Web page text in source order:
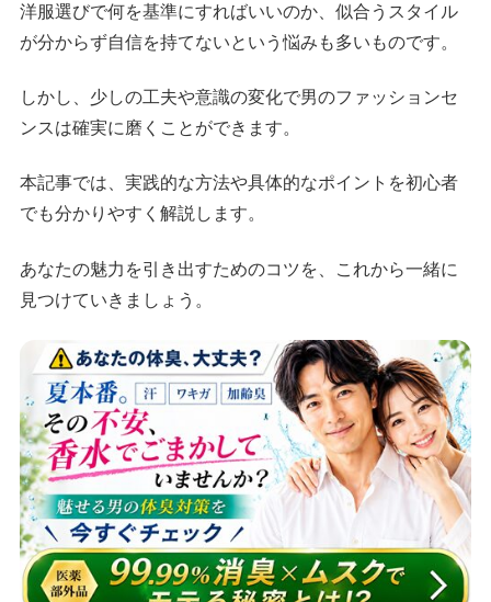
洋服選びで何を基準にすればいいのか、似合うスタイル
が分からず自信を持てないという悩みも多いものです。
しかし、少しの工夫や意識の変化で男のファッションセ
ンスは確実に磨くことができます。
本記事では、実践的な方法や具体的なポイントを初心者
でも分かりやすく解説します。
あなたの魅力を引き出すためのコツを、これから一緒に
見つけていきましょう。